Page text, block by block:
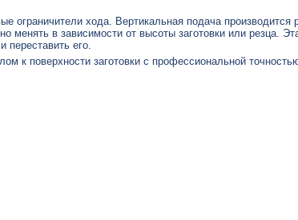
хода. Вертикальная подача производится
в зависимости от высоты заготовки или резца.
переставить его.
к поверхности заготовки с профессиональной